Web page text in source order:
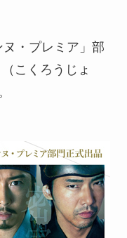
・プレミア」部
こくろうじょ